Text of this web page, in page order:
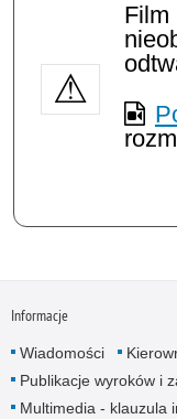
Informacje
Wiadomości
Publikacje wyroków i
Multimedia - klauzula